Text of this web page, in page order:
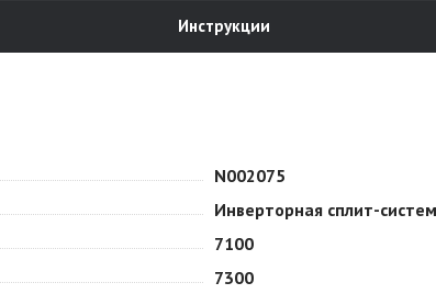
Инструкции
N002075
Инверторная сплит-
7100
7300